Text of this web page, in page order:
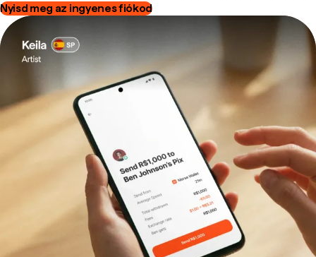
Nyisd meg az ingyenes fiókod